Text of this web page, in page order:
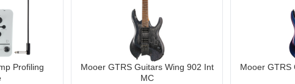
Profiling
Mooer GTRS Guitars Wing 902 Int
MC
Mooer GTRS